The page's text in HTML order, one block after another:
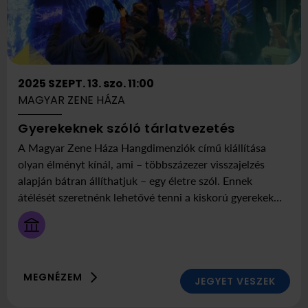
2025 SZEPT. 13. szo. 11:00
MAGYAR ZENE HÁZA
Gyerekeknek szóló tárlatvezetésekkor
2025
13
szombat
Itt:
Magyar
Zene
Háza
A Magyar Zene Háza Hangdimenziók című kiállítása
olyan élményt kínál, ami – többszázezer visszajelzés
alapján bátran állíthatjuk – egy életre szól. Ennek
átélését szeretnénk lehetővé tenni a kiskorú gyerekek
számára is – és ezzel lehetőséget adni a szülőknek, hogy
ők is a maguk tempójában, gyerekeiket biztos kezekben
tárlatvezetés, melynek célja, hogy a legfiatalabb
korosztály a maga igényeinek megfelelően
MEGNÉZEM JEGYET VESZEK